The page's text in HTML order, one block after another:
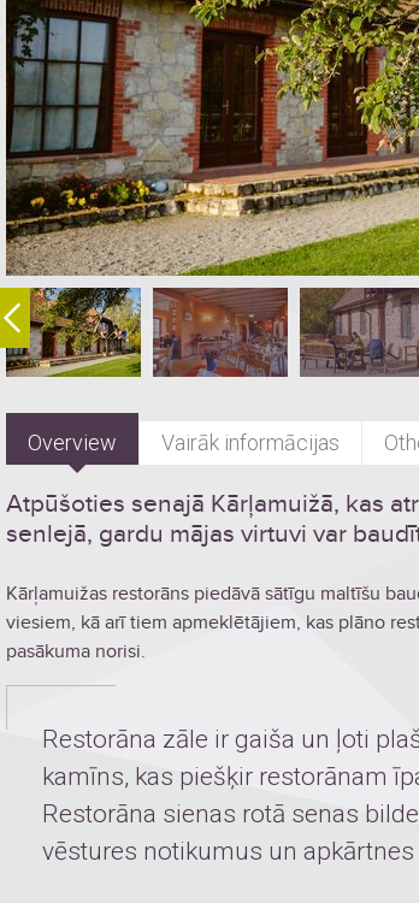
Overview Vairāk informācijas
Atpūšoties senajā Kārļamuižā, kas
senlejā, gardu mājas virtuvi var
Kārļamuižas restorāns piedāvā sātīgu maltīšu
viesiem, kā arī tiem apmeklētājiem, kas plāno
pasākuma norisi.
Restorāna zāle ir gaiša un ļoti
kamīns, kas piešķir restorānam
Restorāna sienas rotā senas
vēstures notikumus un apkārtnes